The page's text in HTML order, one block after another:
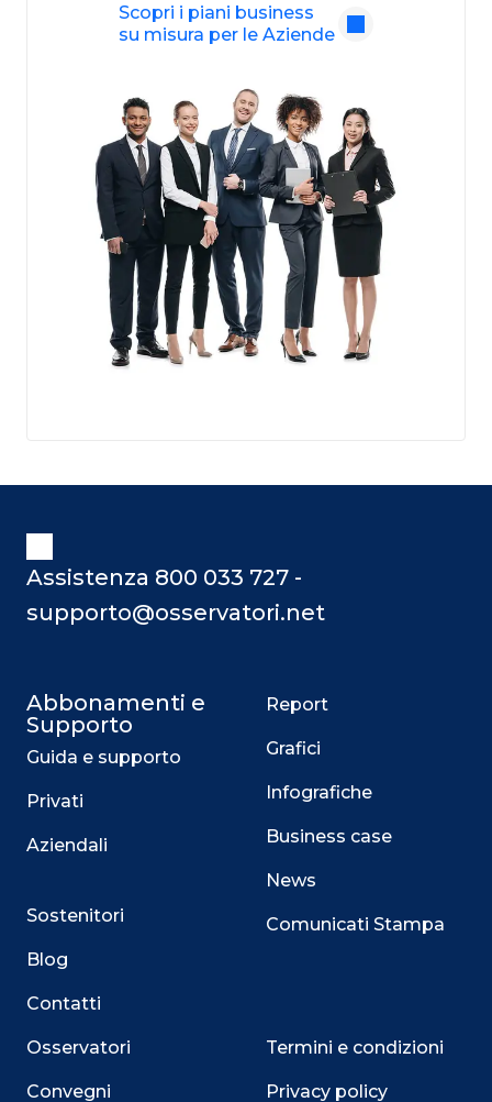
Scopri i piani business
su misura per le Aziende
Assistenza 800 033 727 -
supporto@osservatori.net
Abbonamenti e
Supporto
Guida e supporto
Privati
Aziendali
Sostenitori
Blog
Contatti
Osservatori
Convegni
Report
Grafici
Infografiche
Business case
News
Comunicati Stampa
Termini e condizioni
Privacy policy